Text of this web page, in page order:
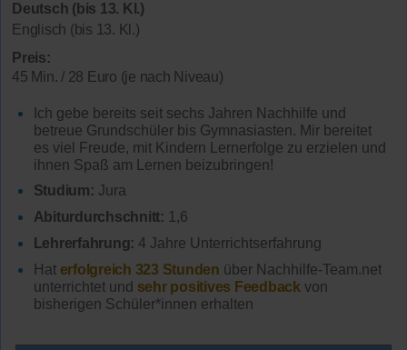
Deutsch (bis 13. Kl.)
Englisch (bis 13. Kl.)
Preis:
45 Min. / 28 Euro (je nach Niveau)
Ich gebe bereits seit sechs Jahren Nachhilfe und
betreue Grundschüler bis Gymnasiasten. Mir bereitet
es viel Freude, mit Kindern Lernerfolge zu erzielen und
ihnen Spaß am Lernen beizubringen!
Studium: Jura
Abiturdurchschnitt: 1,6
Lehrerfahrung: 4 Jahre Unterrichtserfahrung
Hat erfolgreich 323 Stunden über Nachhilfe-Team.net
unterrichtet und sehr positives Feedback von
bisherigen Schüler*innen erhalten